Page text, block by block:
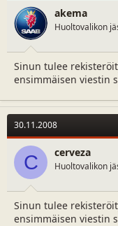
akema
Huoltovalikon
Sinun tulee
ensimmäisen viestin
30.11.2008
C cerveza
Huoltovalikon
Sinun tulee
ensimmäisen viestin